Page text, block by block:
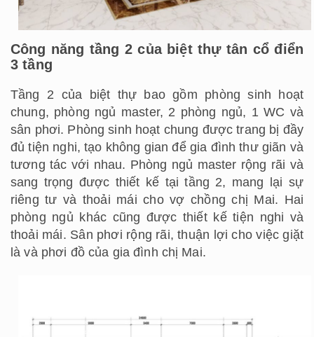
Công năng tầng 2 của biệt thự tân cổ điển
3 tầng
Tầng 2 của biệt thự bao gồm phòng sinh hoạt
chung, phòng ngủ master, 2 phòng ngủ, 1 WC và
sân phơi. Phòng sinh hoạt chung được trang bị đầy
đủ tiện nghi, tạo không gian để gia đình thư giãn và
tương tác với nhau. Phòng ngủ master rộng rãi và
sang trọng được thiết kế tại tầng 2, mang lại sự
riêng tư và thoải mái cho vợ chồng chị Mai. Hai
phòng ngủ khác cũng được thiết kế tiện nghi và
thoải mái. Sân phơi rộng rãi, thuận lợi cho việc giặt
là và phơi đồ của gia đình chị Mai.